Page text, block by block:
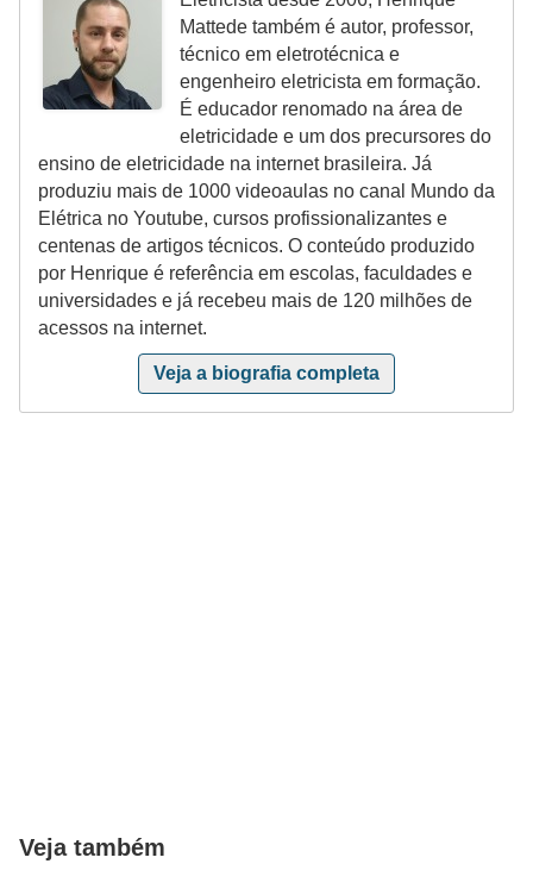
Mattede também é autor, professor,
técnico em eletrotécnica e
engenheiro eletricista em formação.
É educador renomado na área de
eletricidade e um dos precursores do
ensino de eletricidade na internet brasileira. Já
produziu mais de 1000 videoaulas no canal Mundo da
Elétrica no Youtube, cursos profissionalizantes e
centenas de artigos técnicos. O conteúdo produzido
por Henrique é referência em escolas, faculdades e
universidades e já recebeu mais de 120 milhões de
acessos na internet.
Veja a biografia completa
Veja também
P
o
j
e
t
o
e
r